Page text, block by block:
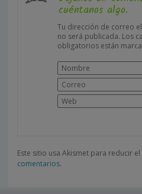
cuéntanos algo.
Tu dirección de correo
no será publicada. Los
obligatorios están
Este sitio usa Akismet para reducir el
comentarios.